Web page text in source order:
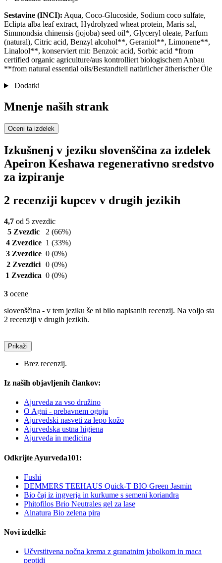
Sestavine (INCI): Aqua, Coco-Glucoside, Sodium coco sulfate,
Eclipta alba leaf extract, Hydrolyzed wheat protein, Maris sal,
Simmondsia chinensis (jojoba) seed oil*, Glyceryl oleate, Parfum
(natural), Citric acid, Benzyl alcohol**, Geraniol**, Limonene**,
Linalool**, konserviert mit: Benzoic acid, Sorbic acid *from
certified organic agriculture/aus kontrolliert biologischem Anbau
**from natural essential oils/Bestandteil natürlicher ätherischer Öle
Dodatki
Mnenje naših strank
Oceni ta izdelek
Izkušnenj v jeziku slovenščina za izdelek
Apeiron Keshawa regenerativno sredstvo
za izpiranje
2 recenziji kupcev v drugih jezikih
4,7 od 5 zvezdic
5 Zvezdic
2 (66%)
4 Zvezdice 1 (33%)
3 Zvezdice 0 (0%)
2 Zvezdici 0 (0%)
1 Zvezdica 0 (0%)
3 ocene
slovenščina - v tem jeziku še ni bilo napisanih recenzij. Na voljo sta
2 recenziji v drugih jezikih.
Prikaži
Brez recenzij.
Iz naših objavljenih člankov:
Ajurveda za vso družino
O Agni - prebavnem ognju
Ajurvedski nasveti za lepo kožo
Ajurvedska ustna higiena
Ajurveda in medicina
Odkrijte Ayurveda101:
Fushi
DEMMERS TEEHAUS Quick-T BIO Green Jasmin
Bio čaj iz ingverja in kurkume s semeni koriandra
Phitofilos Brio Neutrales gel za lase
Alnatura Bio zelena pira
Novi izdelki:
Učvrstitvena nočna krema z granatnim jabolkom in maca
peptidi